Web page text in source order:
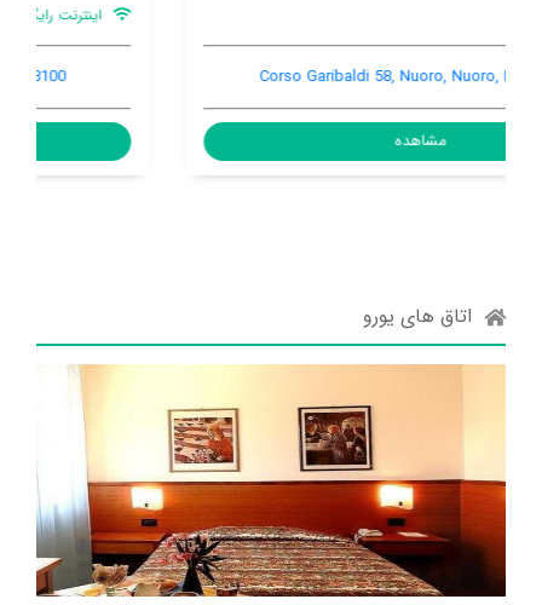
آسانسور
Viale Trieste 44, Nuoro, Nuoro, Italy, 08100
اتاق های یورو